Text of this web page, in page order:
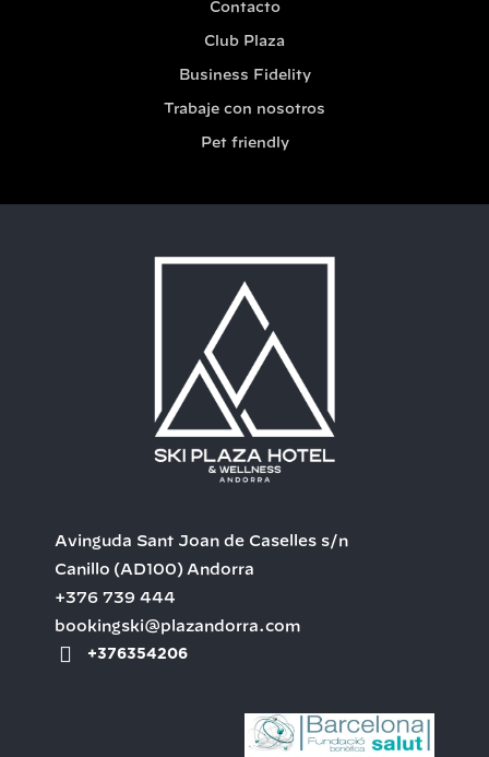
Contacto
Club Plaza
Business Fidelity
Trabaje con nosotros
Pet friendly
Avinguda Sant Joan de Caselles s/n
Canillo (AD100) Andorra
+376 739 444
bookingski@plazandorra.com
+376354206